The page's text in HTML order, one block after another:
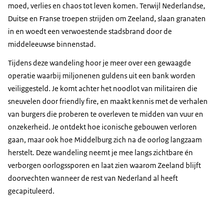
moed, verlies en chaos tot leven komen. Terwijl Nederlandse,
Duitse en Franse troepen strijden om Zeeland, slaan granaten
in en woedt een verwoestende stadsbrand door de
middeleeuwse binnenstad.
Tijdens deze wandeling hoor je meer over een gewaagde
operatie waarbij miljonenen guldens uit een bank worden
veiliggesteld. Je komt achter het noodlot van militairen die
sneuvelen doorfriendly fire, en maakt kennis met de verhalen
van burgers die proberen te overleven te midden van vuur en
onzekerheid. Je ontdekt hoe iconische gebouwen verloren
gaan, maar ook hoe Middelburg zich na de oorlog langzaam
herstelt. Deze wandeling neemt je mee langs zichtbare én
verborgen oorlogssporen en laat zien waarom Zeeland blijft
doorvechten wanneer de rest van Nederland al heeft
gecapituleerd.